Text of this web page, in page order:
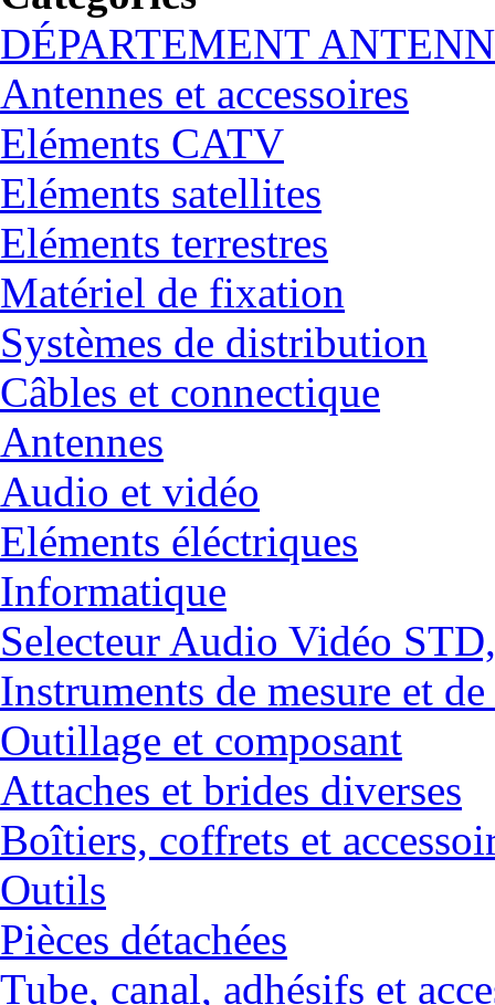
DÉPARTEMENT
Antennes et accessoires
Eléments CATV
Eléments satellites
Eléments terrestres
Matériel de fixation
Systèmes de distribution
Câbles et connectique
Antennes
Audio et vidéo
Eléments éléctriques
Informatique
Selecteur Audio Vidéo
Instruments de mesure et
Outillage et composant
Attaches et brides diverses
Boîtiers, coffrets et
Outils
Pièces détachées
Tube, canal, adhésifs et